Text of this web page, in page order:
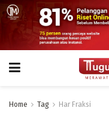
Home Tag Har Fraksi